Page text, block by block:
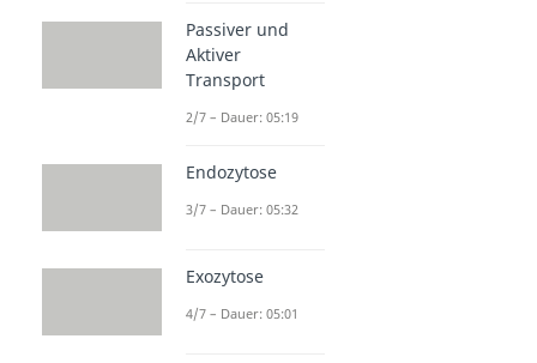
Passiver und
Aktiver
Transport
2/7 – Dauer: 05:19
Endozytose
3/7 – Dauer: 05:32
Exozytose
4/7 – Dauer: 05:01